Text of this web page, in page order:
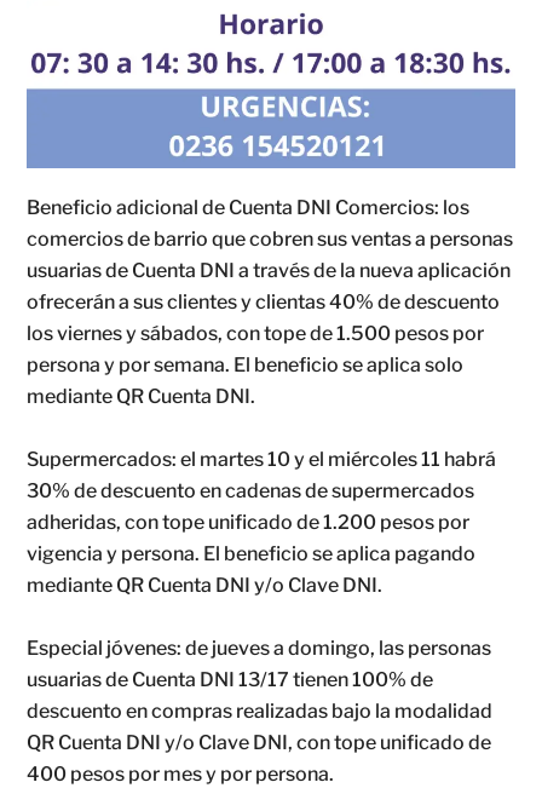
Beneficio adicional de Cuenta DNI Comercios: los
comercios de barrio que cobren sus ventas a personas
usuarias de Cuenta DNI a través de la nueva aplicación
ofrecerán a sus clientes y clientas 40% de descuento
los viernes y sábados, con tope de 1.500 pesos por
persona y por semana. El beneficio se aplica solo
mediante QR Cuenta DNI.
Supermercados: el martes 10 y el miércoles 11 habrá
30% de descuento en cadenas de supermercados
adheridas, con tope unificado de 1.200 pesos por
vigencia y persona. El beneficio se aplica pagando
mediante QR Cuenta DNI y/o Clave DNI.
Especial jóvenes: de jueves a domingo, las personas
usuarias de Cuenta DNI 13/17 tienen 100% de
descuento en compras realizadas bajo la modalidad
QR Cuenta DNI y/o Clave DNI, con tope unificado de
400 pesos por mes y por persona.